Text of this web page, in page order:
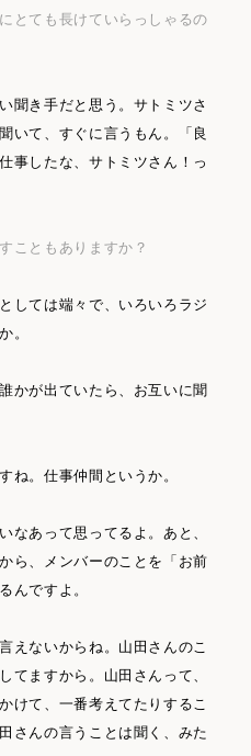
とても長けていらっしゃるの
聞き手だと思う。サトミツさ
いて、すぐに言うもん。「良
事したな、サトミツさん！っ
こともありますか？
しては端々で、いろいろラジ
。
かが出ていたら、お互いに聞
ね。仕事仲間というか。
なあって思ってるよ。あと、
ら、メンバーのことを「お前
んですよ。
えないからね。山田さんのこ
てますから。山田さんって、
けて、一番考えてたりするこ
さんの言うことは聞く、みた